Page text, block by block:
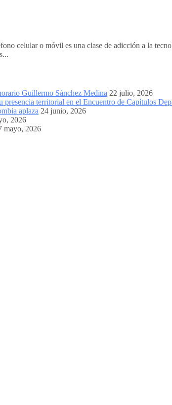
celular o móvil es una clase de adicción a la
Guillermo Sánchez Medina 22 julio, 2026
territorial en el Encuentro de Capítulos
aplaza 24 junio, 2026
2026
mayo, 2026